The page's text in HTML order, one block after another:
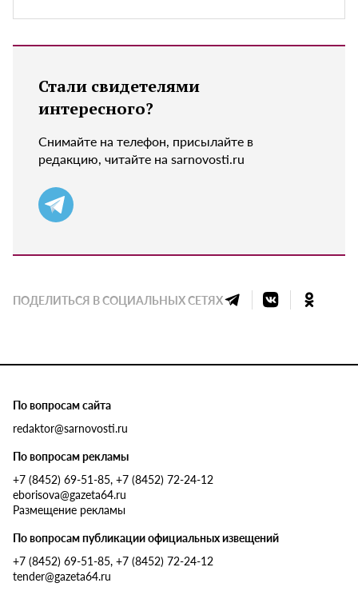
Стали свидетелями
интересного?
Снимайте на телефон, присылайте в
редакцию, читайте на sarnovosti.ru
ПОДЕЛИТЬСЯ В СОЦИАЛЬНЫХ СЕТЯХ
По вопросам сайта
redaktor@sarnovosti.ru
По вопросам рекламы
+7 (8452) 69-51-85, +7 (8452) 72-24-12
eborisova@gazeta64.ru
Размещение рекламы
По вопросам публикации официальных извещений
+7 (8452) 69-51-85, +7 (8452) 72-24-12
tender@gazeta64.ru